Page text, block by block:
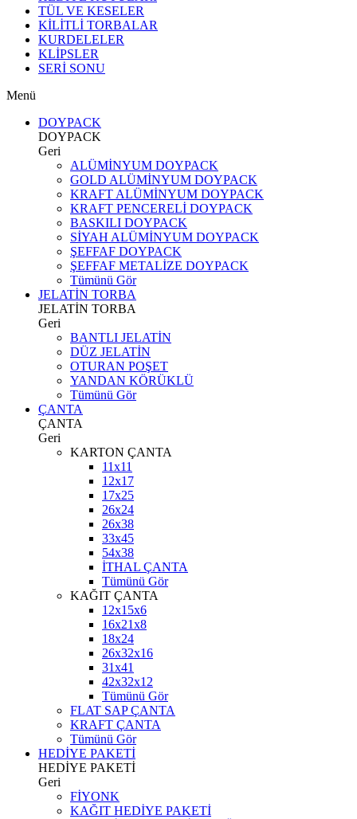
TÜL VE KESELER
KİLİTLİ TORBALAR
KURDELELER
KLİPSLER
SERİ SONU
Menü
DOYPACK
DOYPACK
Geri
ALÜMİNYUM DOYPACK
GOLD ALÜMİNYUM DOYPACK
KRAFT ALÜMİNYUM DOYPACK
KRAFT PENCERELİ DOYPACK
BASKILI DOYPACK
SİYAH ALÜMİNYUM DOYPACK
ŞEFFAF DOYPACK
ŞEFFAF METALİZE DOYPACK
Tümünü Gör
JELATİN TORBA
JELATİN TORBA
Geri
BANTLI JELATİN
DÜZ JELATİN
OTURAN POŞET
YANDAN KÖRÜKLÜ
Tümünü Gör
ÇANTA
ÇANTA
Geri
KARTON ÇANTA
11x11
12x17
17x25
26x24
26x38
33x45
54x38
İTHAL ÇANTA
Tümünü Gör
KAĞIT ÇANTA
12x15x6
16x21x8
18x24
26x32x16
31x41
42x32x12
Tümünü Gör
FLAT SAP ÇANTA
KRAFT ÇANTA
Tümünü Gör
HEDİYE PAKETİ
HEDİYE PAKETİ
Geri
FİYONK
KAĞIT HEDİYE PAKETİ